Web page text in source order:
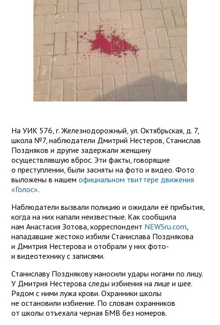
На УИК 576, г. Железнодорожный, ул. Октябрьская, д. 7,
школа №7, наблюдатели Дмитрий Нестеров, Станислав
Поздняков и другие задержали женщину
осуществлявшую вброс. Эти факты, говорящие
о преступлении, были засняты на фото и видео. Фото
выложены в нашем официальном твиттере движения
«Голос».
Наблюдатели вызвали полицию и ожидали её прибытия,
когда на них напали неизвестные. Как сообщила
нам Анастасия Зотова, корреспондент NEWSru.com,
нападавшие жестоко избили Станислава Позднякова
и Дмитрия Нестерова и отобрали у них фото-
и видеотехнику с записями.
Станиславу Позднякову наносили удары ногами по лицу.
У Дмитрия Нестерова следы избиения на лице и шее.
Рядом с ними лужа крови. Охранники школы
не остановили избиение. По словам охранников
от школы отъехала черная БМВ без номеров.